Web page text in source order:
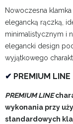
Nowoczesna klamka
elegancką rączką,
minimalistycznym i
elegancki design
wyjątkowego
✔ PREMIUM LINE
PREMIUM LINE
wykonania przy
standardowych